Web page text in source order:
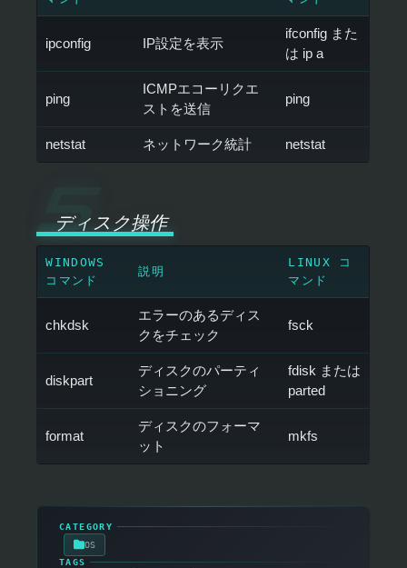
ipconfig IP設定を表示
ifconfig また
は ip a
ping
ICMPエコーリクエ
ストを送信
ping
netstat ネットワーク統計 netstat
ディスク操作
WINDOWS
コマンド
説明
LINUX コ
マンド
chkdsk
エラーのあるディス
クをチェック
fsck
diskpart
ディスクのパーティ
ショニング
fdisk または
parted
format
ディスクのフォーマ
ット
mkfs
CATEGORY
OS
TAGS